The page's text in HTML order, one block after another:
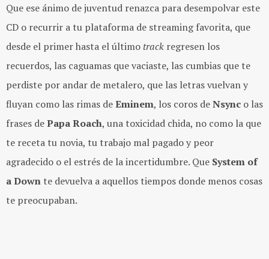
Que ese ánimo de juventud renazca para desempolvar este
CD o recurrir a tu plataforma de streaming favorita, que
desde el primer hasta el último track regresen los
recuerdos, las caguamas que vaciaste, las cumbias que te
perdiste por andar de metalero, que las letras vuelvan y
fluyan como las rimas deEminem, los coros deNsync o las
frases dePapa Roach, una toxicidad chida, no como la que
te receta tu novia, tu trabajo mal pagado y peor
agradecido o el estrés de la incertidumbre. Que System of
a Down te devuelva a aquellos tiempos donde menos cosas
te preocupaban.